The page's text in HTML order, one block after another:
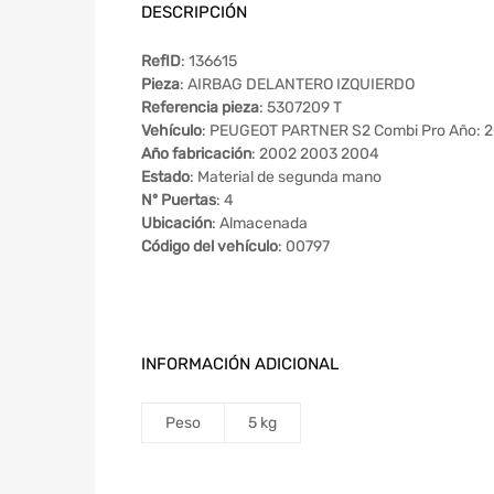
DESCRIPCIÓN
RefID: 136615
Pieza: AIRBAG DELANTERO IZQUIERDO
Referencia pieza: 5307209 T
Vehículo: PEUGEOT PARTNER S2 Combi Pro Año:
Año fabricación: 2002 2003 2004
Estado: Material de segunda mano
Nº Puertas: 4
Ubicación: Almacenada
Código del vehículo: 00797
INFORMACIÓN ADICIONAL
Peso 5 kg